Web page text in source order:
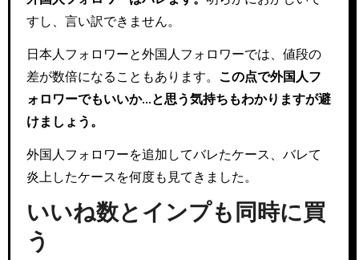
すし、言い訳できません。
日本人フォロワーと外国人フォロワーでは、値段の
差が数倍になることもあります。 この点で外国人フ
ォロワーでもいいか…と思う気持ちもわかりますが避
けましょう。
外国人フォロワーを追加してバレたケース、バレて
炎上したケースを何度も見てきました。
いいね数とインプも同時に買
う